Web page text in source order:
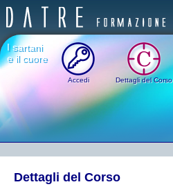
Accedi Dettagli del Corso
I sartani
e il cuore
Dettagli del Corso